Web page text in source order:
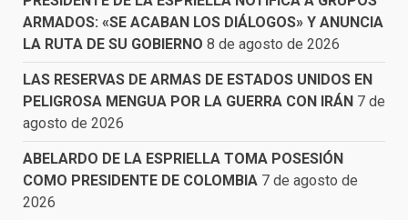
ARMADOS: «SE ACABAN LOS DIÁLOGOS» Y ANUNCIA
LA RUTA DE SU GOBIERNO 8 de agosto de 2026
LAS RESERVAS DE ARMAS DE ESTADOS UNIDOS EN
PELIGROSA MENGUA POR LA GUERRA CON IRÁN 7 de
agosto de 2026
ABELARDO DE LA ESPRIELLA TOMA POSESIÓN
COMO PRESIDENTE DE COLOMBIA 7 de agosto de
2026